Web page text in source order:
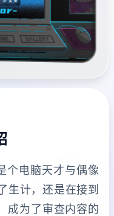
个电脑天才与偶像
生计，还是在接到
成为了审查内容的